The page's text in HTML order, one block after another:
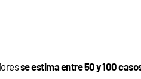
se estima entre 50 y 100